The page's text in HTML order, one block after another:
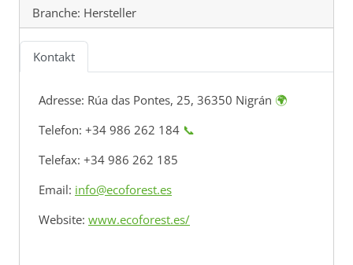
Branche: Hersteller
Kontakt
Adresse: Rúa das Pontes, 25, 36350 Nigrán 🌍
Telefon: +34 986 262 184 📞
Telefax: +34 986 262 185
Email: info@ecoforest.es
Website: www.ecoforest.es/